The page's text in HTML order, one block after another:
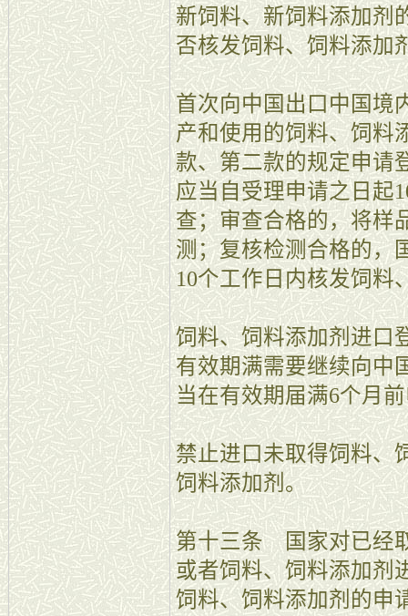
新饲料、新饲料添加剂
否核发饲料、饲料添加
首次向中国出口中国境
产和使用的饲料、饲料
款、第二款的规定申请
应当自受理申请之日起
查；审查合格的，将样
测；复核检测合格的，
10个工作日内核发饲料
饲料、饲料添加剂进口
有效期满需要继续向中
当在有效期届满6个月
禁止进口未取得饲料、
饲料添加剂。
第十三条 国家对已经
或者饲料、饲料添加剂
饲料、饲料添加剂的申